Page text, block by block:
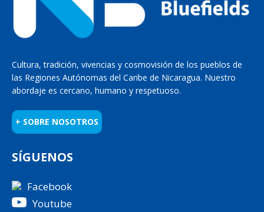
Cultura, tradición, vivencias y cosmovisión de los pueblos de
las Regiones Autónomas del Caribe de Nicaragua. Nuestro
abordaje es cercano, humano y respetuoso.
+ SOBRE NOSOTROS
SÍGUENOS
Facebook
Youtube